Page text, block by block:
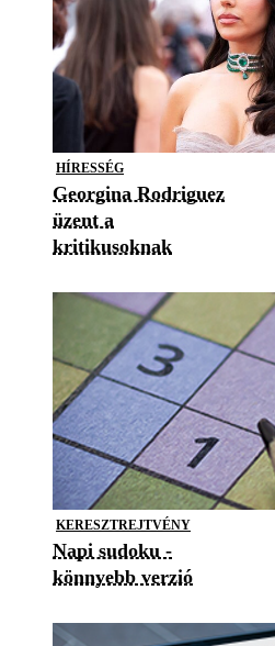
HÍRESSÉG
Georgina Rodriguez
üzent a
kritikusoknak
KERESZTREJTVÉNY
Napi sudoku -
könnyebb verzió